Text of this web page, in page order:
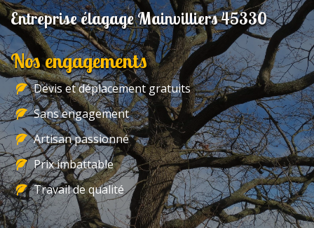
Entreprise élagage Mainvilliers 45330
Nos engagements
Devis et déplacement gratuits
Sans engagement
Artisan passionné
Prix imbattable
Travail de qualité